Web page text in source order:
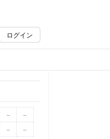
ログイン
–
–
– –